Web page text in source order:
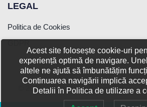
LEGAL
Politica de Cookies
© 2026 Universitatea Babeș-Bolyai –
Acest site folosește cookie-uri
experiență optimă de navigare.
altele ne ajută să îmbunătățim
Continuarea navigării implică
Detalii în Politica de utilizare a